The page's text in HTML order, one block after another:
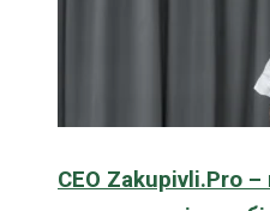
CEO Zakupivli.Pro –